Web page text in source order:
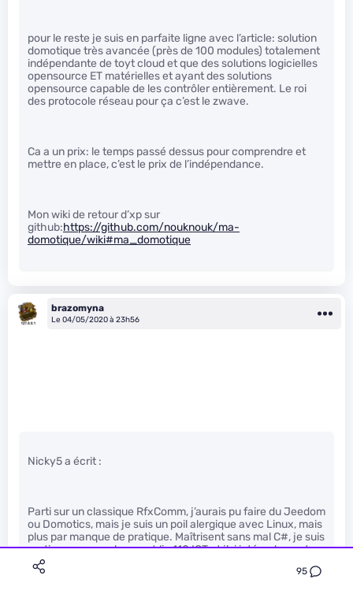
95
pour le reste je suis en parfaite ligne avec l’article: solution
domotique très avancée (près de 100 modules) totalement
indépendante de toyt cloud et que des solutions logicielles
opensource ET matérielles et ayant des solutions
opensource capable de les contrôler entièrement. Le roi
des protocole réseau pour ça c’est le zwave.
Ca a un prix: le temps passé dessus pour comprendre et
mettre en place, c’est le prix de l’indépendance.
Mon wiki de retour d’xp sur
github:https://github.com/nouknouk/ma-
domotique/wiki#ma_domotique
brazomyna
Le 04/05/2020 à 23h56
Nicky5 a écrit :
Parti sur un classique RfxComm, j’aurais pu faire du Jeedom
ou Domotics, mais je suis un poil alergique avec Linux, mais
plus par manque de pratique. Maîtrisent sans mal C#, je suis
parti sur une raspberry + Win 110 IOT et j’ai intégralement
codé le soft de gestion. On peut difficilement faire plus
proche de ce que l’on veut fatalement et ça marche du feu